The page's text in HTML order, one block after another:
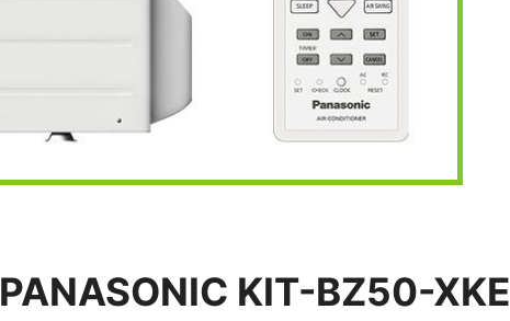
PANASONIC KIT-BZ50-XKE